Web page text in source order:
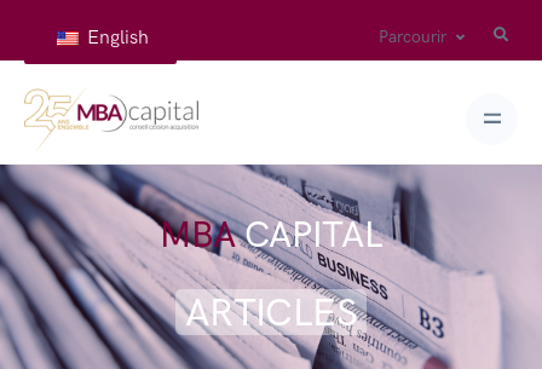
English Parcourir
MBACAPITAL
ARTICLES